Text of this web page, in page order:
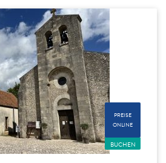
PREISE
ONLINE
BUCHEN